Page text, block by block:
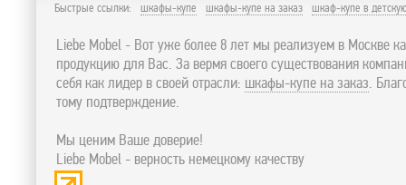
Быстрые ссылки: шкафы-купе шкафы-купе на заказ шкаф-купе в
Liebe Mobel - Вот уже более 8 лет мы реализуем в Москве
продукцию для Вас. За вермя своего существования
себя как лидер в своей отрасли: шкафы-купе на заказ.
тому подтверждение.
Мы ценим Ваше доверие!
Liebe Mobel - верность немецкому качеству